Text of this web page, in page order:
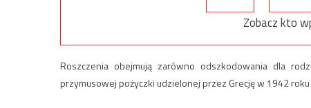
Zobacz kto
Roszczenia obejmują zarówno odszkodowania dla
przymusowej pożyczki udzielonej przez Grecję w 1942